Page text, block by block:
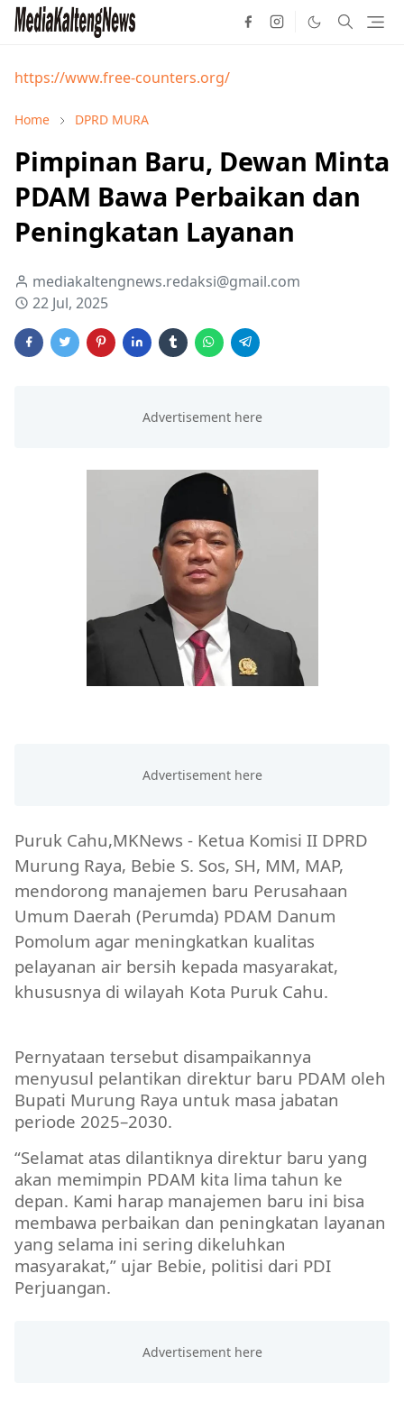
https://www.free-counters.org/
Home DPRD MURA
Pimpinan Baru, Dewan Minta
PDAM Bawa Perbaikan dan
Peningkatan Layanan
mediakaltengnews.redaksi@gmail.com
22 Jul, 2025
Puruk Cahu,MKNews - Ketua Komisi II DPRD
Murung Raya, Bebie S. Sos, SH, MM, MAP,
mendorong manajemen baru Perusahaan
Umum Daerah (Perumda) PDAM Danum
Pomolum agar meningkatkan kualitas
pelayanan air bersih kepada masyarakat,
khususnya di wilayah Kota Puruk Cahu.
Pernyataan tersebut disampaikannya
menyusul pelantikan direktur baru PDAM oleh
Bupati Murung Raya untuk masa jabatan
periode 2025–2030.
“Selamat atas dilantiknya direktur baru yang
akan memimpin PDAM kita lima tahun ke
depan. Kami harap manajemen baru ini bisa
membawa perbaikan dan peningkatan layanan
yang selama ini sering dikeluhkan
masyarakat,” ujar Bebie, politisi dari PDI
Perjuangan.